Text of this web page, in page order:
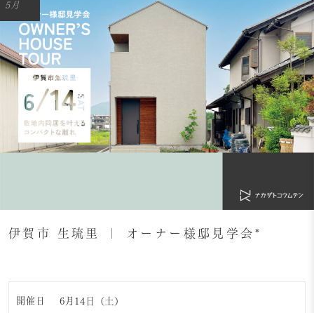
5月
伊賀市 生琉里 ｜ オーナー様邸見学会*
開催日 6月14日（土）